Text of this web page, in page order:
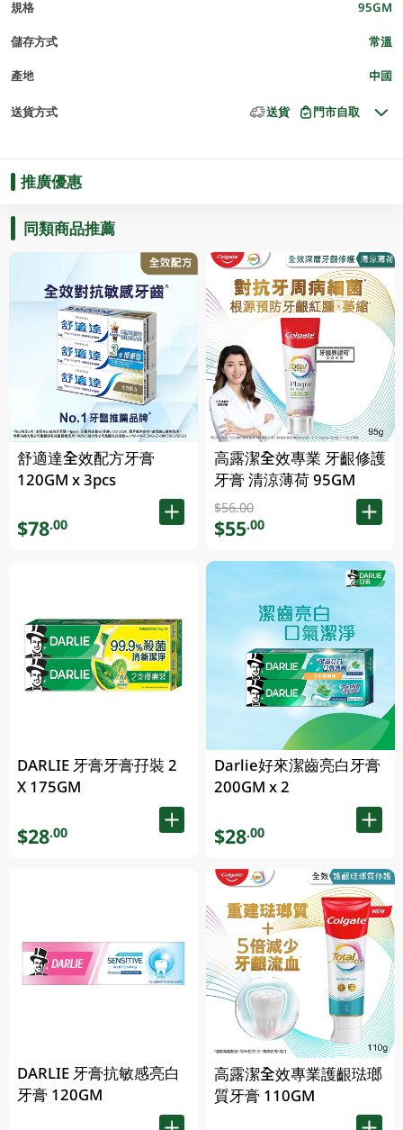
規格 95GM
儲存方式 常溫
產地 中國
送貨方式 送貨 門市自取
推廣優惠
同類商品推薦
舒適達全效配方牙膏
120GM x 3pcs
$78.00
DARLIE 牙膏牙膏孖裝 2
X 175GM
$28.00
DARLIE 牙膏抗敏感亮白
牙膏 120GM
高露潔全效專業 牙齦修護
牙膏 清涼薄荷 95GM
$56.00
$55.00
Darlie好來潔齒亮白牙膏
200GM x 2
$28.00
高露潔全效專業護齦琺瑯
質牙膏 110GM